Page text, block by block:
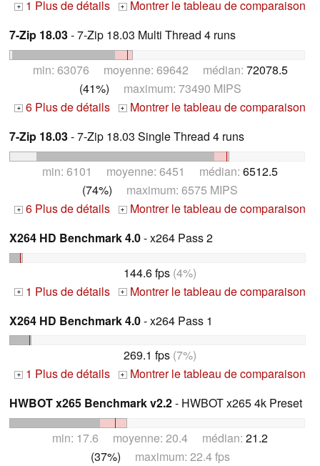
+ 1 Plus de détails + Montrer le tableau de comparaison
7-Zip 18.03- 7-Zip 18.03 Multi Thread 4 runs
min: 63076 moyenne: 69642 médian: 72078.5
(41%) maximum: 73490 MIPS
+ 6 Plus de détails + Montrer le tableau de comparaison
7-Zip 18.03- 7-Zip 18.03 Single Thread 4 runs
min: 6101 moyenne: 6451 médian: 6512.5
(74%) maximum: 6575 MIPS
+ 6 Plus de détails + Montrer le tableau de comparaison
X264 HD Benchmark 4.0- x264 Pass 2
144.6 fps (4%)
+ 1 Plus de détails + Montrer le tableau de comparaison
X264 HD Benchmark 4.0- x264 Pass 1
269.1 fps (7%)
+ 1 Plus de détails + Montrer le tableau de comparaison
HWBOT x265 Benchmark v2.2- HWBOT x265 4k Preset
min: 17.6 moyenne: 20.4 médian: 21.2
(37%) maximum: 22.4 fps